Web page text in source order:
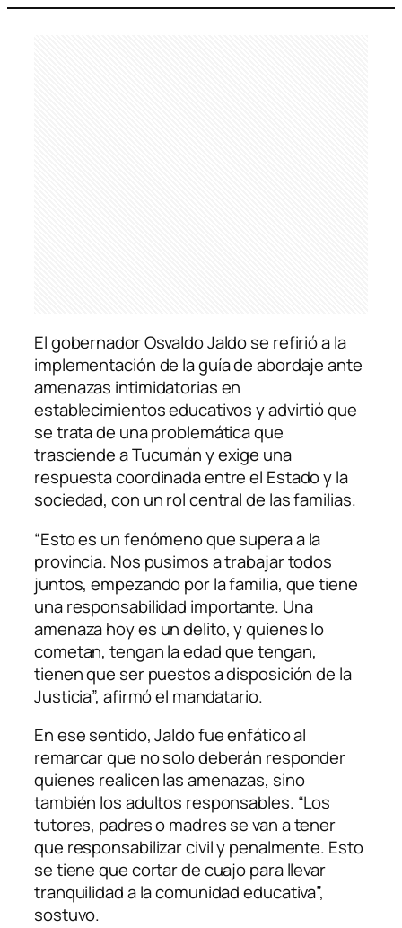
El gobernador Osvaldo Jaldo se refirió a la
implementación de la guía de abordaje ante
amenazas intimidatorias en
establecimientos educativos y advirtió que
se trata de una problemática que
trasciende a Tucumán y exige una
respuesta coordinada entre el Estado y la
sociedad, con un rol central de las familias.
“Esto es un fenómeno que supera a la
provincia. Nos pusimos a trabajar todos
juntos, empezando por la familia, que tiene
una responsabilidad importante. Una
amenaza hoy es un delito, y quienes lo
cometan, tengan la edad que tengan,
tienen que ser puestos a disposición de la
Justicia”, afirmó el mandatario.
En ese sentido, Jaldo fue enfático al
remarcar que no solo deberán responder
quienes realicen las amenazas, sino
también los adultos responsables. “Los
tutores, padres o madres se van a tener
que responsabilizar civil y penalmente. Esto
se tiene que cortar de cuajo para llevar
tranquilidad a la comunidad educativa”,
sostuvo.